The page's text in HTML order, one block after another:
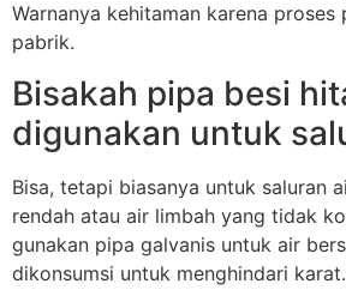
Warnanya kehitaman karena proses
pabrik.
Bisakah pipa besi
digunakan untuk
Bisa, tetapi biasanya untuk saluran
rendah atau air limbah yang tidak
gunakan pipa galvanis untuk air
dikonsumsi untuk menghindari karat.